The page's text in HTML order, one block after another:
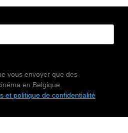
vous envoyer que des
en Belgique.
et politique de confidentialité